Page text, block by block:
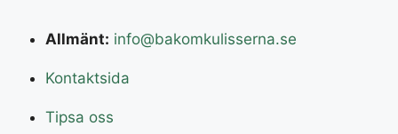
Allmänt: info@bakomkulisserna.se
Kontaktsida
Tipsa oss